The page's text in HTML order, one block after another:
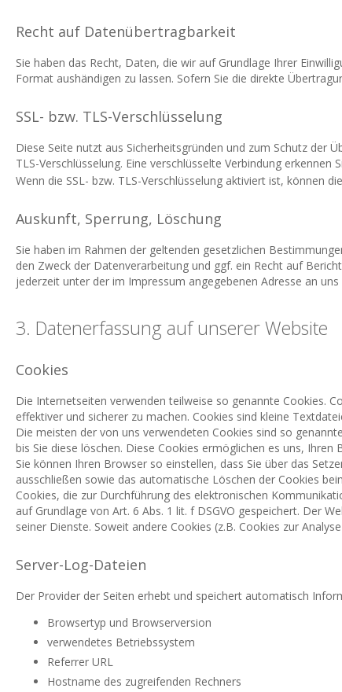
Recht auf Datenübertragbarkeit
Sie haben das Recht, Daten, die wir auf Grundlage Ihrer
Format aushändigen zu lassen. Sofern Sie die direkte
SSL- bzw. TLS-Verschlüsselung
Diese Seite nutzt aus Sicherheitsgründen und zum Schutz der
TLS-Verschlüsselung. Eine verschlüsselte Verbindung
Wenn die SSL- bzw. TLS-Verschlüsselung aktiviert ist, können
Auskunft, Sperrung, Löschung
Sie haben im Rahmen der geltenden gesetzlichen
den Zweck der Datenverarbeitung und ggf. ein Recht auf
jederzeit unter der im Impressum angegebenen Adresse an uns
3. Datenerfassung auf unserer Website
Cookies
Die Internetseiten verwenden teilweise so genannte Cookies.
effektiver und sicherer zu machen. Cookies sind kleine
Die meisten der von uns verwendeten Cookies sind so
bis Sie diese löschen. Diese Cookies ermöglichen es uns,
Sie können Ihren Browser so einstellen, dass Sie über das
ausschließen sowie das automatische Löschen der Cookies
Cookies, die zur Durchführung des elektronischen
auf Grundlage von Art. 6 Abs. 1 lit. f DSGVO gespeichert. Der
seiner Dienste. Soweit andere Cookies (z.B. Cookies zur
Server-Log-Dateien
Der Provider der Seiten erhebt und speichert automatisch
Browsertyp und Browserversion
verwendetes Betriebssystem
Referrer URL
Hostname des zugreifenden Rechners